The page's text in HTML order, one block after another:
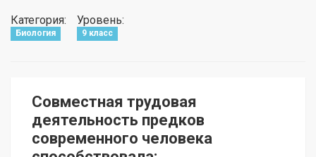
Категория:
Биология
Уровень:
9 класс
Совместная трудовая
деятельность предков
современного человека